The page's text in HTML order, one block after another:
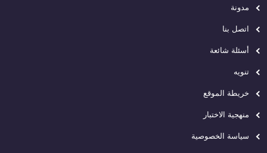
مدونة
اتصل بنا
أسئلة شائعة
تنويه
خريطة الموقع
منهجية الاختبار
سياسة الخصوصية